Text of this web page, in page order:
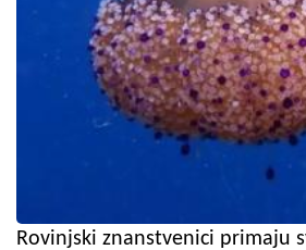
Rovinjski znanstvenici primaju